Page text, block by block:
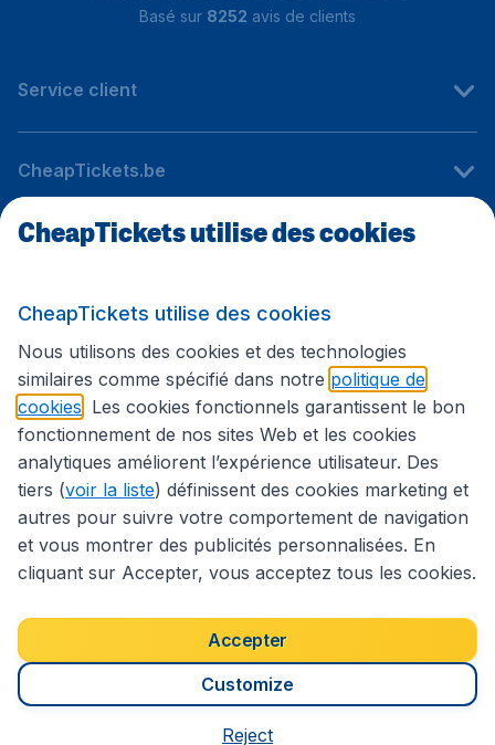
Basé sur 8252 avis de clients
Service client
CheapTickets.be
Sites internationaux
Suivez CheapTickets.be
Déclaration d’accessibilité
Conditions générales
Déclaration de confidentialité
Droits d’auteur © 2026
CheapTickets utilise des cookies
CheapTickets utilise des cookies
Nous utilisons des cookies et des technologies
similaires comme spécifié dans notre politique de
cookies . Les cookies fonctionnels garantissent le bon
fonctionnement de nos sites Web et les cookies
analytiques améliorent l’expérience utilisateur. Des
tiers (voir la liste) définissent des cookies marketing et
autres pour suivre votre comportement de navigation
et vous montrer des publicités personnalisées. En
cliquant sur Accepter, vous acceptez tous les cookies.
Accepter
Customize
Reject